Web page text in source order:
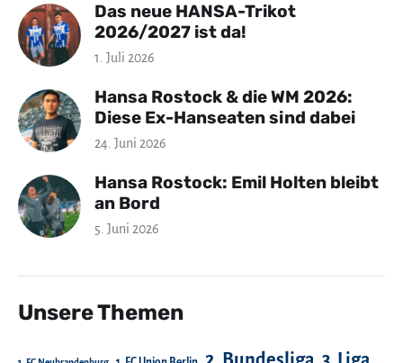
Das neue HANSA-Trikot
2026/2027 ist da!
1. Juli 2026
Hansa Rostock & die WM 2026:
Diese Ex-Hanseaten sind dabei
24. Juni 2026
Hansa Rostock: Emil Holten bleibt
an Bord
5. Juni 2026
Unsere Themen